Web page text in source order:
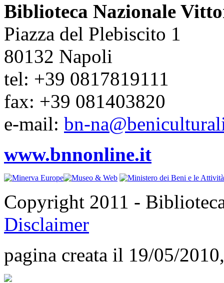
Biblioteca Nazionale
Piazza del Plebiscito 1
80132 Napoli
tel: +39 0817819111
fax: +39 081403820
e-mail: bn-
www.bnnonline.it
Copyright 2011 -
Disclaimer
pagina creata il 19/05/